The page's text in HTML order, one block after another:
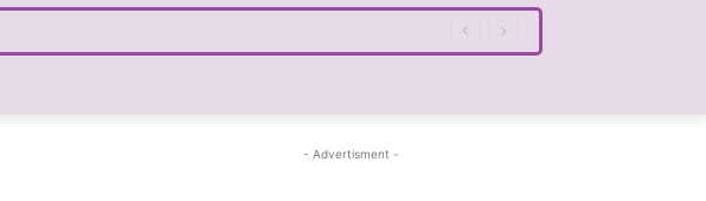
- Advertisment -